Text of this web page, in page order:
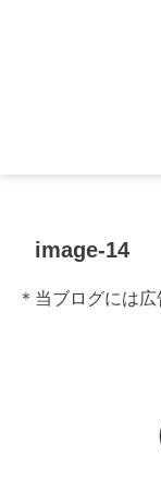
image-14
＊当ブログには広